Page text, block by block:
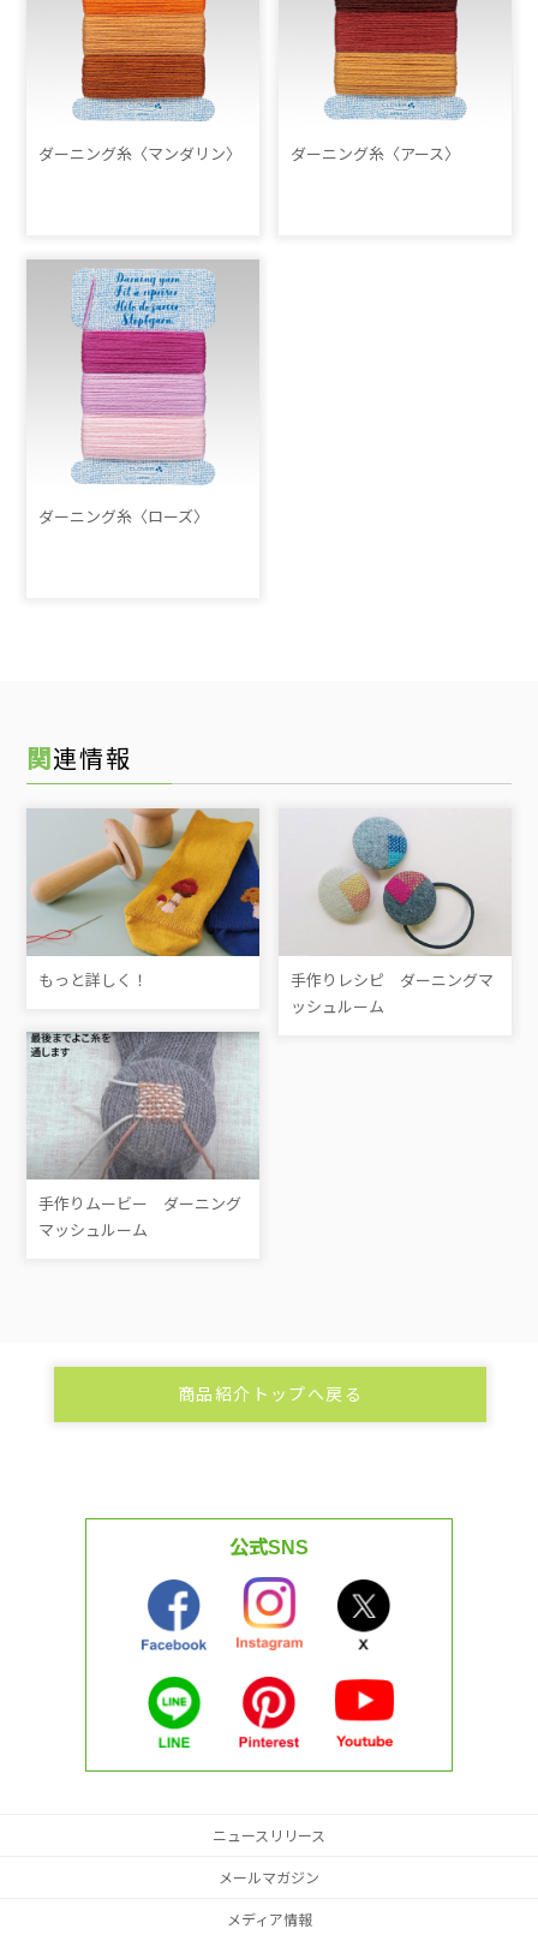
ダーニング糸〈マンダリン〉 ダーニング糸〈アース〉
ダーニング糸〈ローズ〉
関連情報
もっと詳しく！
手作りレシピ ダーニングマ
ッシュルーム
手作りムービー ダーニング
マッシュルーム
商品紹介トップへ戻る
公式SNS
ニュースリリース
メールマガジン
メディア情報